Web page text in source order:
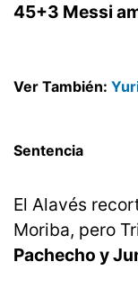
45+3 Messi
Ver También:
Sentencia
El Alavés
Moriba, pero
Pachecho y